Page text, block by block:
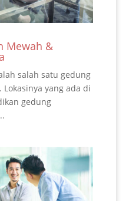
Mewah &
salah satu gedung
yang ada di
gedung